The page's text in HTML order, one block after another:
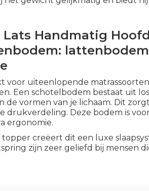
Handmatig
voor uiteenlopende matrassoorten
Een schotelbodem bestaat uit
de vormen van je lichaam. Dit
drukverdeling. Deze bodem is
ergonomie.
creëert dit een luxe
zijn zeer geliefd bij mensen